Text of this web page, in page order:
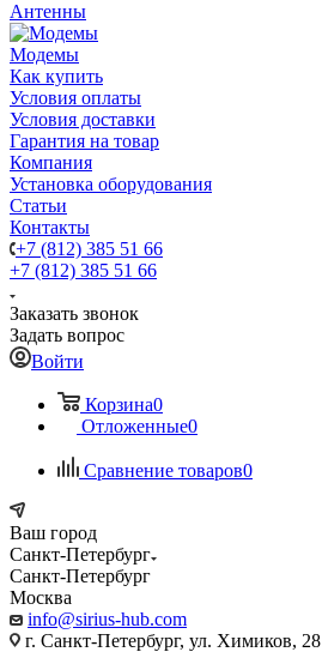
Антенны
Модемы
Как купить
Условия оплаты
Условия доставки
Гарантия на товар
Компания
Установка оборудования
Статьи
Контакты
+7 (812) 385 51 66
+7 (812) 385 51 66
Заказать звонок
Задать вопрос
Войти
Корзина0
Отложенные0
Сравнение товаров0
Ваш город
Санкт-Петербург
Санкт-Петербург
Москва
info@sirius-hub.com
г. Санкт-Петербург, ул. Химиков, 28